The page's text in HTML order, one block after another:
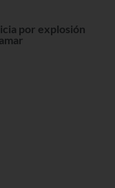
por explosión